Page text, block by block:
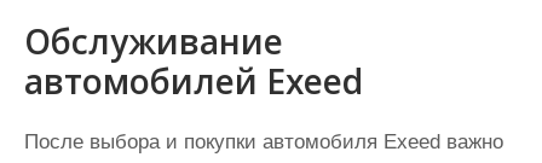
Обслуживание
автомобилей Exeed
После выбора и покупки автомобиля Exeed важно